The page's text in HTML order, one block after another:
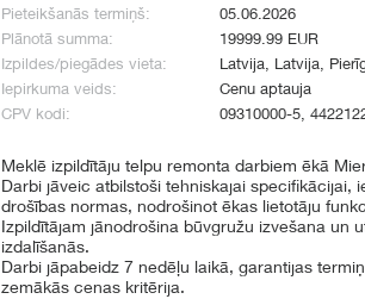
Pieteikšanās termiņš:
05.06.2026
Plānotā summa:
19999.99 EUR
Izpildes/piegādes vieta:
Latvija, Latvija,
Iepirkuma veids:
Cenu aptauja
CPV kodi:
09310000-5,
Meklē izpildītāju telpu remonta darbiem ēkā
Darbi jāveic atbilstoši tehniskajai specifikācijai,
drošības normas, nodrošinot ēkas lietotāju
Izpildītājam jānodrošina būvgružu izvešana un
izdalīšanās.
Darbi jāpabeidz 7 nedēļu laikā, garantijas
zemākās cenas kritērija.